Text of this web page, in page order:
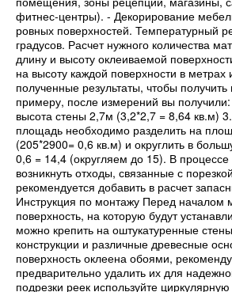
фитнес-центры). - Декорирование
ровных поверхностей. Температурный
градусов. Расчет нужного количества
длину и высоту оклеиваемой
на высоту каждой поверхности в метрах
полученные результаты, чтобы
примеру, после измерений вы
высота стены 2,7м (3,2*2,7 = 8,64 кв.м)
площадь необходимо разделить на
(205*2900= 0,6 кв.м) и округлить в
0,6 = 14,4 (округляем до 15). В
возникнуть отходы, связанные с
рекомендуется добавить в расчет
Инструкция по монтажу Перед началом
поверхность, на которую будут
можно крепить на оштукатуренные
конструкции и различные древесные
поверхность оклеена обоями,
предварительно удалить их для
подрезки реек используйте